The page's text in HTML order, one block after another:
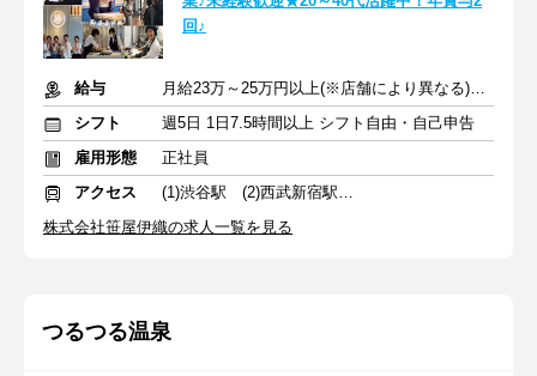
回♪
給与
月給23万～25万円以上(※店舗により異なる)+賞与+交通費支給
シフト
週5日 1日7.5時間以上 シフト自由・自己申告
雇用形態
正社員
アクセス
(1)渋谷駅 (2)西武新宿駅 (3)日吉駅
株式会社笹屋伊織の求人一覧を見る
つるつる温泉